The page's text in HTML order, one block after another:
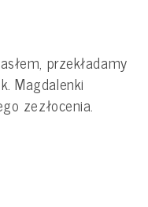
przekładamy
Magdalenki
zezłocenia.